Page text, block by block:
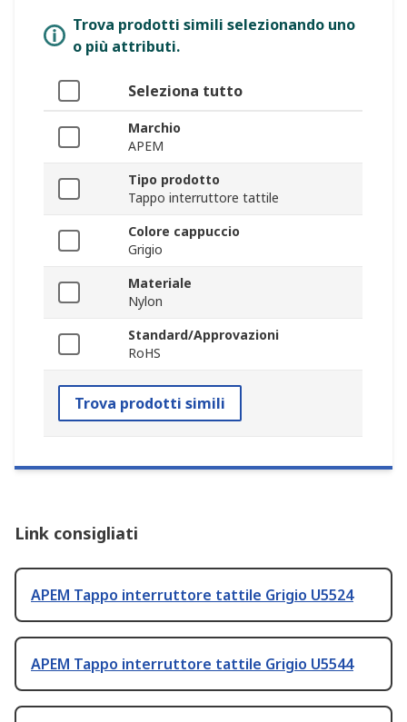
Trova prodotti simili selezionando uno
o più attributi.
Seleziona tutto
Marchio
APEM
Tipo prodotto
Tappo interruttore tattile
Colore cappuccio
Grigio
Materiale
Nylon
Standard/Approvazioni
RoHS
Trova prodotti simili
Link consigliati
APEM Tappo interruttore tattile Grigio U5524
APEM Tappo interruttore tattile Grigio U5544